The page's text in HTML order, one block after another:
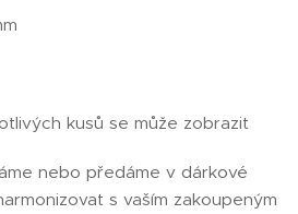
kusů se může zobrazit
nebo předáme v dárkové
s vaším zakoupeným